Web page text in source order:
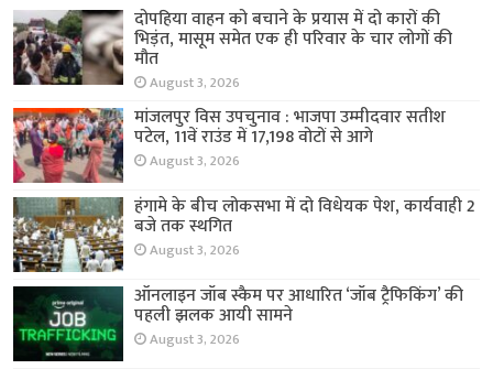
दोपहिया वाहन को बचाने के प्रयास में दो कारों की
भिड़ंत, मासूम समेत एक ही परिवार के चार लोगों की
मौत
August 3, 2026
मांजलपुर विस उपचुनाव : भाजपा उम्मीदवार सतीश
पटेल, 11वें राउंड में 17,198 वोटों से आगे
August 3, 2026
हंगामे के बीच लोकसभा में दो विधेयक पेश, कार्यवाही 2
बजे तक स्थगित
August 3, 2026
ऑनलाइन जॉब स्कैम पर आधारित ‘जॉब ट्रैफिकिंग’ की
पहली झलक आयी सामने
August 3, 2026